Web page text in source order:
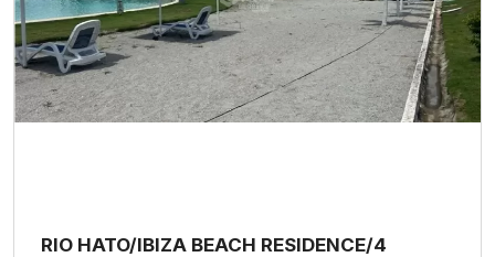
RIO HATO/IBIZA BEACH RESIDENCE/4